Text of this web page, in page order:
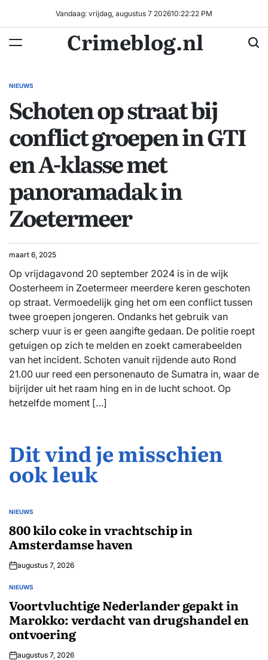
inhoud
Vandaag: vrijdag, augustus 7 202610:22:22 PM
Crimeblog.nl
GEPLAATST
NIEUWS
Schoten op straat bij
conflict groepen in GTI
en A-klasse met
panoramadak in
Zoetermeer
maart 6, 2025
Op vrijdagavond 20 september 2024 is in de wijk
Oosterheem in Zoetermeer meerdere keren geschoten
op straat. Vermoedelijk ging het om een conflict tussen
twee groepen jongeren. Ondanks het gebruik van
scherp vuur is er geen aangifte gedaan. De politie roept
getuigen op zich te melden en zoekt camerabeelden
van het incident. Schoten vanuit rijdende auto Rond
21.00 uur reed een personenauto de Sumatra in, waar de
bijrijder uit het raam hing en in de lucht schoot. Op
hetzelfde moment […]
Dit vind je misschien
ook leuk
GEPLAATST
NIEUWS
800 kilo coke in vrachtschip in
Amsterdamse haven
augustus 7, 2026
GEPLAATST
NIEUWS
Voortvluchtige Nederlander gepakt in
Marokko: verdacht van drugshandel en
ontvoering
augustus 7, 2026